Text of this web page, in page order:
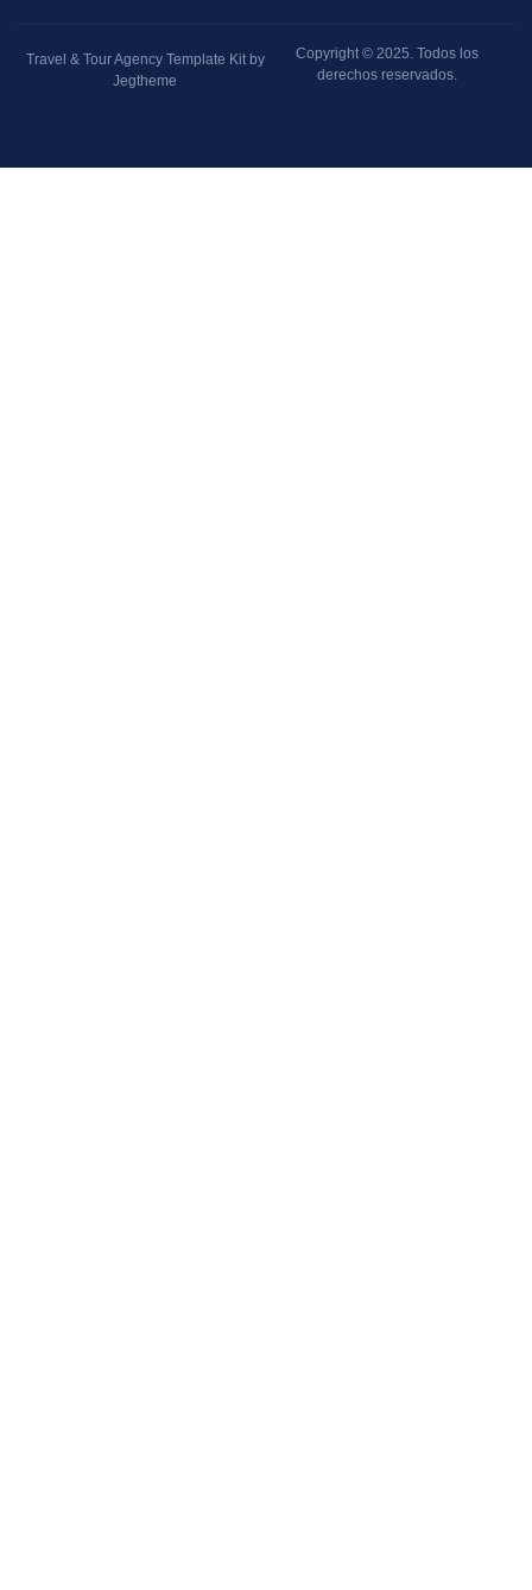
Travel & Tour Agency Template Kit by
Jegtheme
Copyright © 2025. Todos los
derechos reservados.